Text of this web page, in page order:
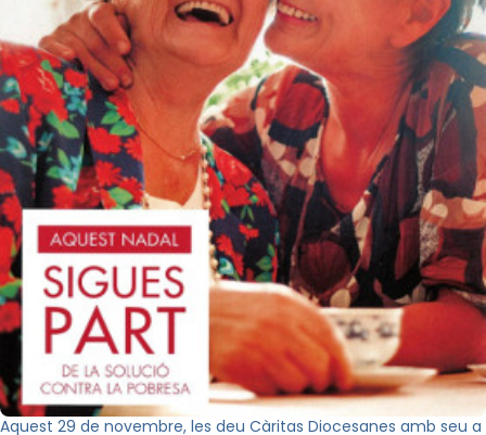
Aquest 29 de novembre, les deu Càritas Diocesanes amb seu a